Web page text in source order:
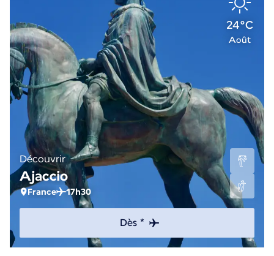
24°C
Août
Découvrir
Ajaccio
France 17h30
Dès *